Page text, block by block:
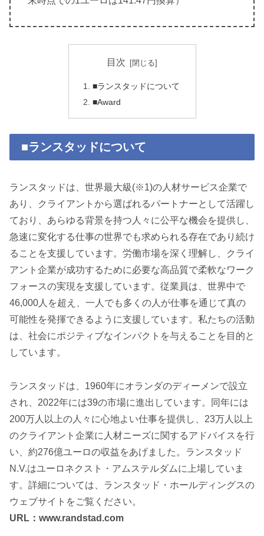
目次
■ランスタッドについて
■Award
■ランスタッドについて
ランスタッドは、世界最大級(※1)の人材サービス企業で
あり、クライアントから選ばれるパートナーとして活躍し
ており、あらゆる背景を持つ人々に公平な機会を提供し、
急速に変化する仕事の世界でも求められる存在であり続け
ることを支援しています。労働市場を深く理解し、クライ
アント企業が成功するために必要な高品質で柔軟なワーク
フォースの実現を支援しています。従業員は、世界中で
46,000人を超え、一人でも多くの人が仕事を通じて真の
可能性を発揮できるように支援しています。私たちの活動
は、社会にポジティブなインパクトを与えることを目的と
しています。
ランスタッドは、1960年にオランダのディーメンで設立
され、2022年には39の市場に進出しています。同年には
200万人以上の人々に心地よい仕事を提供し、23万人以上
のクライアント企業に人材ニーズに関するアドバイスを行
い、約276億ユーロの収益をあげました。ランスタッド
N.V.はユーロネクスト・アムステルダムに上場していま
す。詳細については、ランスタッド・ホールディングスの
ウェブサイトをご覧ください。
URL：www.randstad.com